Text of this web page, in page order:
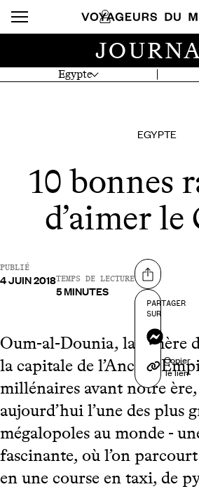
Egypte
EGYPTE
10 bonnes
d’aimer le
PUBLIÉ
4 JUIN 2018TEMPS DE LECTURE
5 MINUTES
Partager sur
PARTAGER
SUR
Copier
le lien
Oum-al-Dounia, la « mère
la capitale de l’Ancien
millénaires avant notre
aujourd’hui l’une des plus
mégalopoles au monde -
fascinante, où l’on
en une course en taxi, de